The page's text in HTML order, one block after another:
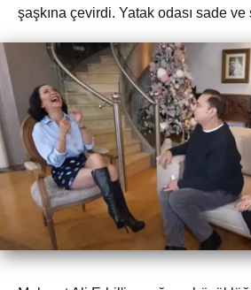
şaşkına çevirdi. Yatak odası sade ve